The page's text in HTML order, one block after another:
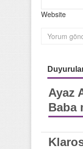
Website
Ayaz
Baba